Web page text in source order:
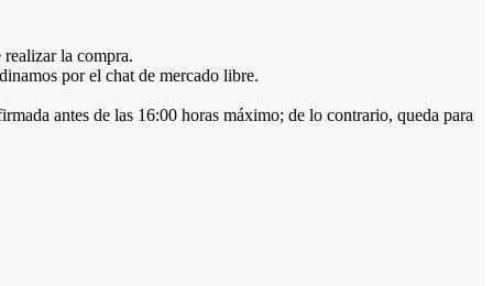
la compra.
por el chat de mercado libre.
antes de las 16:00 horas máximo; de lo contrario, queda para